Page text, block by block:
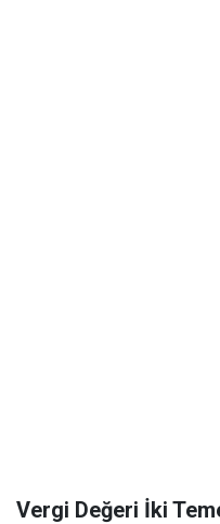
Vergi Değeri İki